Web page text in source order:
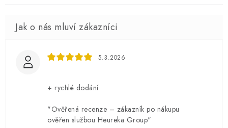
5.3.2026
+ rychlé dodání
"Ověřená recenze – zákazník po nákupu
ověřen službou Heureka Group"